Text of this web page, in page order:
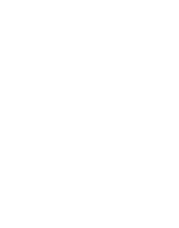
トエディションはます
小さなリストを見てみ
のを乾燥させます。